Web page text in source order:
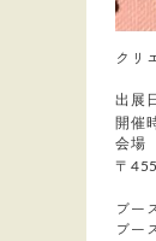
クリ
出展
開催
会場
〒
ブー
ブー